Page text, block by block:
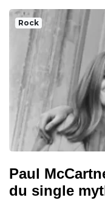
Rock
Paul
du single